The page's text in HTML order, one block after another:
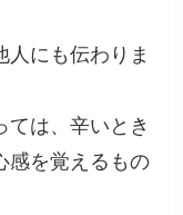
人にも伝わりま
ては、辛いとき
感を覚えるもの